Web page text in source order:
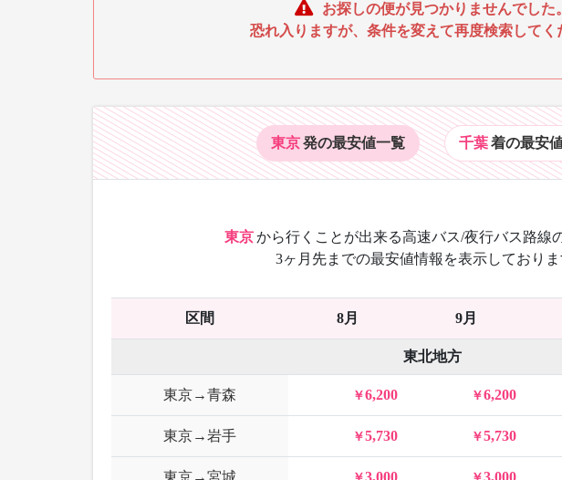
お探しの便が見つかりませんでした。
恐れ入りますが、条件を変えて再度検索してく
東京発の最安値一覧 千葉着の最安
東京から行くことが出来る高速バス/夜行バス路線
3ヶ月先までの最安値情報を表示しておりま
区間 8月 9月
東北地方
東京→青森 6,200 6,200
東京→岩手 5,730 5,730
東京→宮城 3,000 3,000